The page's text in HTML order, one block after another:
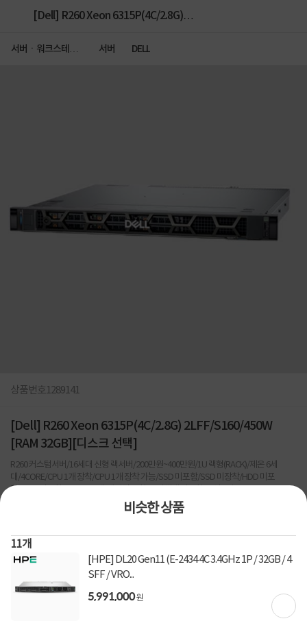
[Dell] R260 Xeon 6315P(4C/2.8G)
서버ㆍ워크스테이
서버 DELL
비슷한 상품
11개
[HPE] DL20 Gen11 (E-2434 4C 3.4GHz 1P / 32GB / 4
SFF / VRO...
5,991,000원
상품번호1289141
[Dell] R260 Xeon 6315P(4C/2.8G) 2LFF/S160/450W
[RAM 32GB][디스크 선택]
R260 커스텀서버/16세대 신형 랙서버/200만원~400만원/1U 랙형(RACK)/제온 6세
대/4CORE/CPU 1개 장착/CPU 1개 장착 가능/SSD 미포함/SSD 미장착/HDD 미포
함/ODD 미포함/POWER 1개/레일킷 포함/운영체제 미포함/무상 3년/RAM
4,227,000원
[토스페이 X 계좌이체] 50,000원 즉시할인